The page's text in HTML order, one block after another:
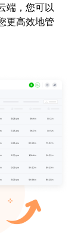
端，您可以
更高效地管